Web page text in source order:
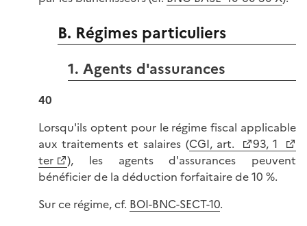
B. Régimes particuliers
1. Agents d'assurances
40
Lorsqu'ils optent pour le régime fiscal applicable
aux traitements et salaires (CGI, art.
93, 1
ter
), les agents d'assurances peuvent
bénéficier de la déduction forfaitaire de 10 %.
Sur ce régime, cf. BOI-BNC-SECT-10.